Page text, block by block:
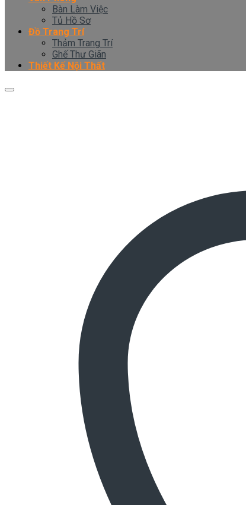
Bàn Làm Việc
Tủ Hồ Sơ
Đồ Trang Trí
Thảm Trang Trí
Ghế Thư Giãn
Thiết Kế Nội Thất